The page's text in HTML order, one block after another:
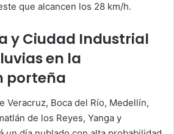
que alcancen los 28 km/h.
y Ciudad Industrial
en la
porteña
Veracruz, Boca del Río, Medellín,
de los Reyes, Yanga y